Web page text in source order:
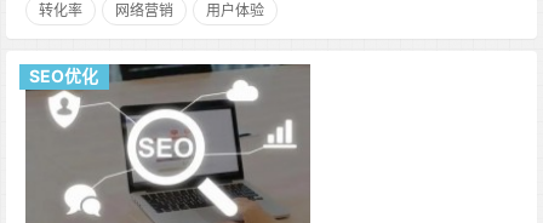
转化率 网络营销 用户体验
SEO优化